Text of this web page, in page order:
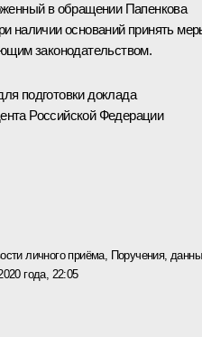
в обращении Папенкова
наличии оснований принять
законодательством.
подготовки доклада
Российской Федерации
личного приёма, Поручения,
года, 22:05